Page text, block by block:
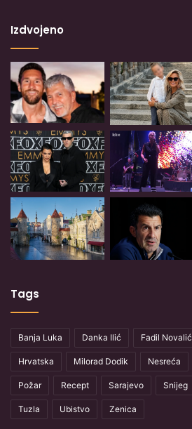
Izdvojeno
Tags
Banja Luka Danka Ilić Fadil Novalić
Hrvatska Milorad Dodik Nesreća
Požar Recept Sarajevo Snijeg
Tuzla Ubistvo Zenica